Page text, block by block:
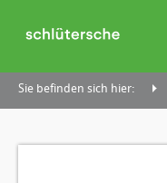
Sie befinden sich hier: